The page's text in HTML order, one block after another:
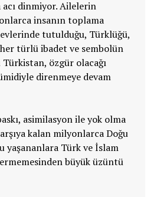
acı dinmiyor. Ailelerin
insanın toplama
tutulduğu, Türklüğü,
türlü ibadet ve sembolün
Türkistan, özgür olacağı
direnmeye devam
asimilasyon ile yok olma
kalan milyonlarca Doğu
yaşananlara Türk ve İslam
büyük üzüntü